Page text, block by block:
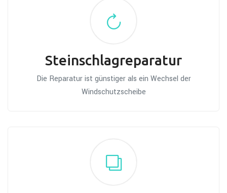
Steinschlagreparatur
Die Reparatur ist günstiger als ein Wechsel der
Windschutzscheibe